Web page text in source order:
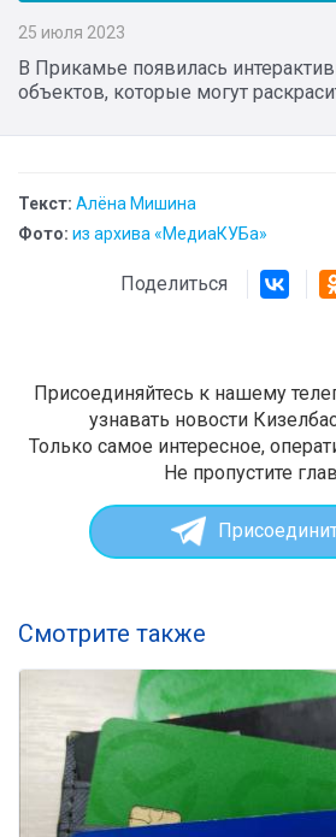
25 июля 2023
В Прикамье появилась
объектов, которые могут
Текст: Алёна Мишина
Фото: из архива «МедиаКУБа»
Поделиться
Присоединяйтесь к нашему
узнавать новости
Только самое интересное,
Не пропустите
Смотрите также